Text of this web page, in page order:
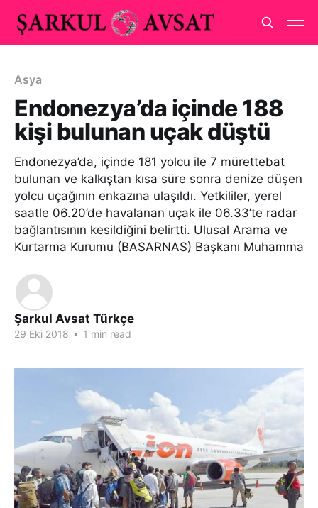
Asya
Endonezya’da içinde 188
kişi bulunan uçak düştü
Endonezya’da, içinde 181 yolcu ile 7 mürettebat
bulunan ve kalkıştan kısa süre sonra denize düşen
yolcu uçağının enkazına ulaşıldı. Yetkililer, yerel
saatle 06.20’de havalanan uçak ile 06.33’te radar
bağlantısının kesildiğini belirtti. Ulusal Arama ve
Kurtarma Kurumu (BASARNAS) Başkanı Muhamma
Şarkul Avsat Türkçe
29 Eki 2018 • 1 min read